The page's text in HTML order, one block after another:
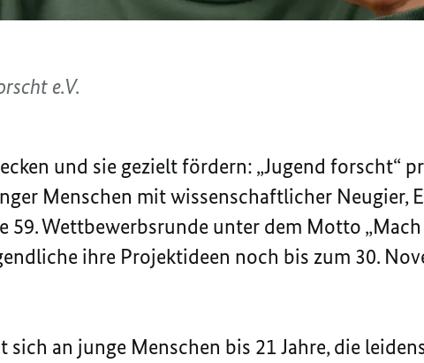
e.V.
und sie gezielt fördern: „Jugend forscht“
Menschen mit wissenschaftlicher Neugier,
59. Wettbewerbsrunde unter dem Motto
ihre Projektideen noch bis zum 30.
an junge Menschen bis 21 Jahre, die